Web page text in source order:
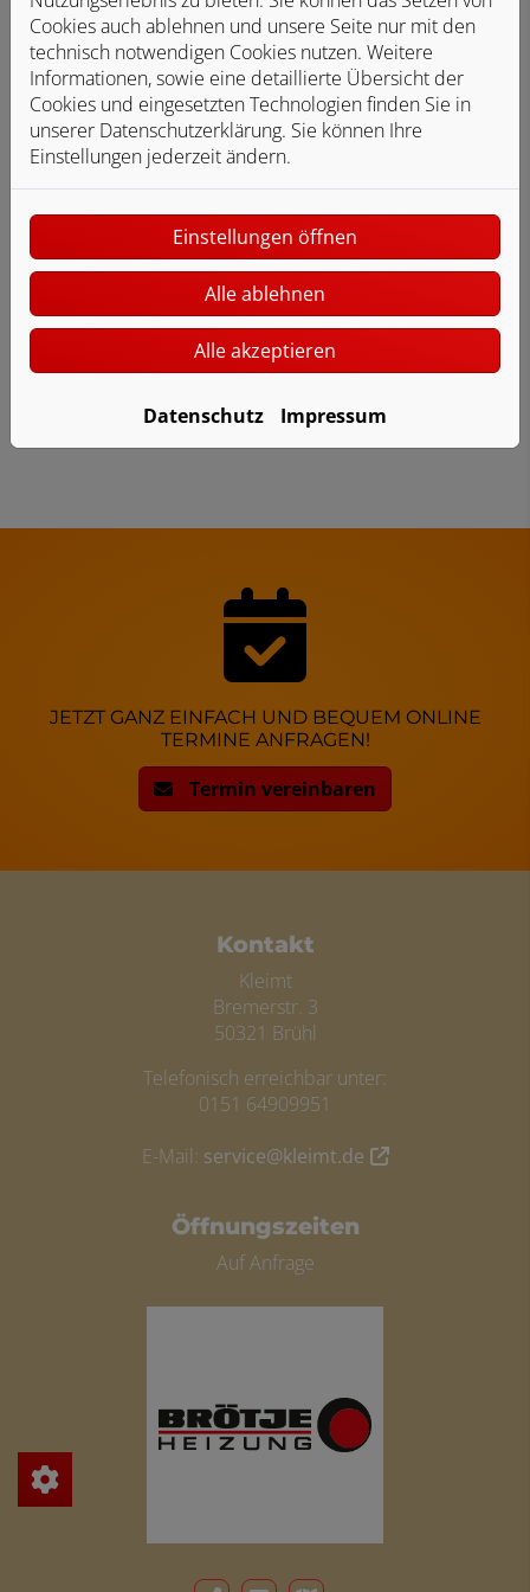
die aufeinander eingespielt sind
Ein einziger Ansprechpartner statt viele
verschiedene Handwerker
Kompetente Begleitung in allen Phasen der
Wohnungsmodernisierung
Umfassende Beratung im Vorfeld für die
wirtschaftlich beste Wunschlösung
Koordination, Aufsicht und Kontrolle aller
Modernisierungsarbeiten wie Demontage,
Heizung, Sanitär, Elektro, Trockenbau, Fliesen-
und Malerarbeiten
Zügige Ausführung und hohe Termintreue
durch reibungslose Prozesse
JETZT GANZ EINFACH UND BEQUEM ONLINE
TERMINE ANFRAGEN!
Termin vereinbaren
FOOTER - KONTAKTDATEN UND
Kontakt
Kleimt
Bremerstr. 3
50321 Brühl
Telefonisch erreichbar unter:
0151 64909951
E-Mail: service@kleimt.de
Öffnungszeiten
Auf Anfrage
Cookies auch ablehnen und unsere Seite nur mit den
technisch notwendigen Cookies nutzen. Weitere
Informationen, sowie eine detaillierte Übersicht der
Cookies und eingesetzten Technologien finden Sie in
unserer Datenschutzerklärung. Sie können Ihre
Einstellungen jederzeit ändern.
Einstellungen öffnen
Alle ablehnen
Alle akzeptieren
Datenschutz Impressum